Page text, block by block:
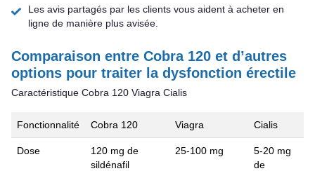
Les avis partagés par les clients vous aident à acheter en
ligne de manière plus avisée.
Comparaison entre Cobra 120 et d’autres
options pour traiter la dysfonction érectile
Caractéristique Cobra 120 Viagra Cialis
Fonctionnalité Cobra 120 Viagra Cialis
Dose
120 mg de
sildénafil
25-100 mg
5-20 mg
de